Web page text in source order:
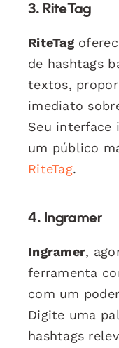
3. RiteTag
RiteTag
de hashtags
textos,
imediato
Seu interface
um público
RiteTag.
4. Ingramer
Ingramer,
ferramenta
com um
Digite uma
hashtags